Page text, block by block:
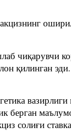
чиқарувчи
қилинган
вазирлиги
солиғи